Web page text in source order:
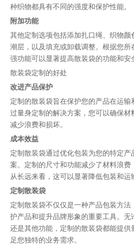
种织物都具有不同的强度和保护性能。
附加功能
其他定制选项包括添加扎口绳、织物
潮层，以及填充或卸载调整。根据您
强功能可以显著提高散装袋的功能和安
散装袋定制的好处
改进产品保护
定制的散装袋旨在保护您的产品在运
过量身定制的解决方案，您可以确保
减少浪费和损坏。
成本效益
定制散装袋通过优化包装为您的特定
案。定制的尺寸和功能减少了材料浪费
从长远来看，这可以显著降低包装和运
定制散装袋
定制散装袋不仅仅是一种产品包装方
护产品和提升品牌形象的重要工具。
还是其他功能，定制的散装袋都能提
足您独特的业务需求。